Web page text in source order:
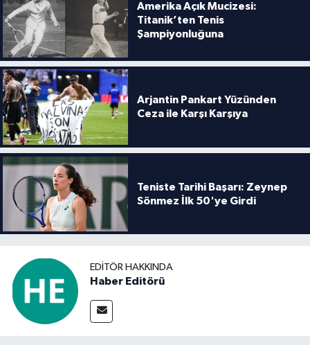
Amerika Açık Mucizesi:
Titanik’ten Tenis
Şampiyonluğuna
Arjantin Pankart Yüzünden
Ceza ile Karşı Karşıya
Teniste Tarihi Başarı: Zeynep
Sönmez İlk 50'ye Girdi
EDITÖR HAKKINDA
Haber Editörü